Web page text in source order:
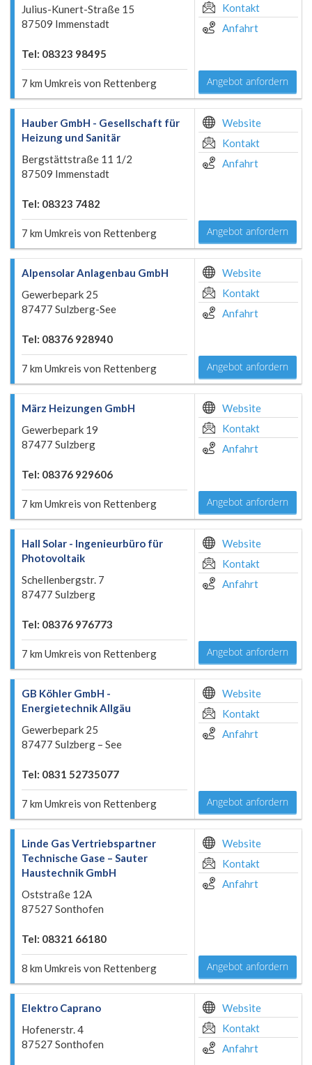
Julius-Kunert-Straße 15
87509 Immenstadt
Tel: 08323 98495
7 km Umkreis von Rettenberg
Kontakt
Anfahrt
Angebot anfordern
Hauber GmbH - Gesellschaft für
Heizung und Sanitär
Bergstättstraße 11 1/2
87509 Immenstadt
Tel: 08323 7482
7 km Umkreis von Rettenberg
Website
Kontakt
Anfahrt
Angebot anfordern
Alpensolar Anlagenbau GmbH
Gewerbepark 25
87477 Sulzberg-See
Tel: 08376 928940
7 km Umkreis von Rettenberg
Website
Kontakt
Anfahrt
Angebot anfordern
März Heizungen GmbH
Gewerbepark 19
87477 Sulzberg
Tel: 08376 929606
7 km Umkreis von Rettenberg
Website
Kontakt
Anfahrt
Angebot anfordern
Hall Solar - Ingenieurbüro für
Photovoltaik
Schellenbergstr. 7
87477 Sulzberg
Tel: 08376 976773
7 km Umkreis von Rettenberg
Website
Kontakt
Anfahrt
Angebot anfordern
GB Köhler GmbH -
Energietechnik Allgäu
Gewerbepark 25
87477 Sulzberg – See
Tel: 0831 52735077
7 km Umkreis von Rettenberg
Website
Kontakt
Anfahrt
Angebot anfordern
Linde Gas Vertriebspartner
Technische Gase – Sauter
Haustechnik GmbH
Oststraße 12A
87527 Sonthofen
Tel: 08321 66180
8 km Umkreis von Rettenberg
Website
Kontakt
Anfahrt
Angebot anfordern
Elektro Caprano
Hofenerstr. 4
87527 Sonthofen
Website
Kontakt
Anfahrt